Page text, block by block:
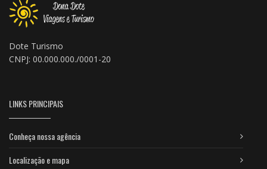
Dote Turismo
CNPJ: 00.000.000./0001-20
LINKS PRINCIPAIS
Conheça nossa agência
Localização e mapa